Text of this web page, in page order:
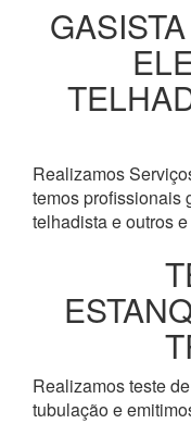
Realizamos
temos profissionais
telhadista e outros
Realizamos teste
tubulação e